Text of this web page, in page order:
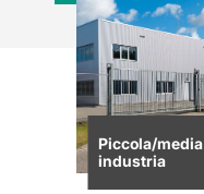
Piccola/media
industria